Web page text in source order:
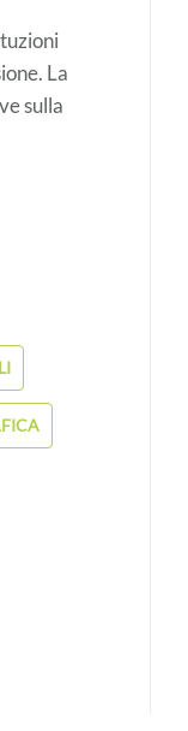
La
sulla